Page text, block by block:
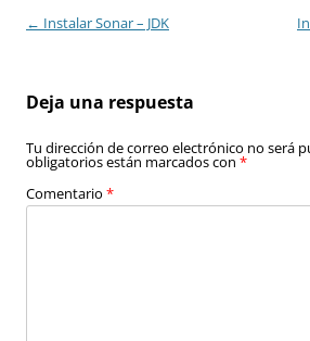
Navegación
← Instalar Sonar – JDK
Deja una respuesta
Tu dirección de correo electrónico no será
obligatorios están marcados con *
Comentario *